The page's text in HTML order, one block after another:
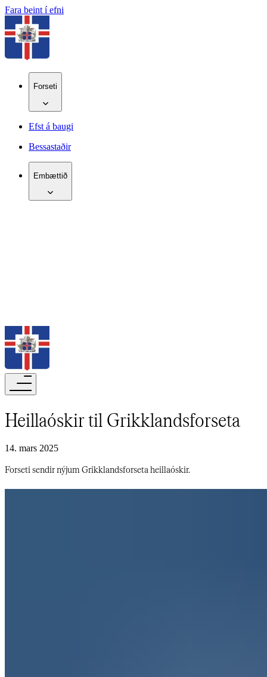
Fara beint í efni
Forseti
Efst á baugi
Bessastaðir
Embættið
Heillaóskir til Grikklandsforseta​​​​‌ ‍ ​‍​‍‌‍ ‌ ​‍‌‍‍‌‌‍‌ ‌‍‍‌‌‍ ‍​‍​‍​ ‍‍​‍​‍‌ ​ ‌‍​‌‌‍ ‍‌‍‍‌‌ ‌​‌ ‍‌​‍ ‍‌‍‍‌‌‍ ​‍​‍​‍ ​​‍​‍‌‍‍​‌ ​‍‌‍‌‌‌‍‌‍​‍​‍​ ‍‍​‍​‍‌‍‍​‌ ‌​‌ ‌​‌ ​​‌ ​ ​‍ ​‍ ‌‍‌‍‌‍ ‌ ​‍‌ ​ ‌‍‌‌‌ ‌​‌‍‍‌​‍ ‌‌‍‍‌‌ ​ ‌‍ ​‌‍​‌‌‍ ‍‌‍‌​‌ ​ ​‍ ‍‌ ‌‍‌‍‌‌‌ ​‍‌‍​ ‌‍‌‌‌‍ ​​‍ ‍‌‍​‌‌ ​​‌ ​​​‍ ‌ ​ ‌ ‌​‌ ‌‌‌‍‌​‌‍‍‌‌‍ ​‍ ‌‍‍‌‌‍ ‍‌ ‌​‌‍‌‌‌‍ ‍‌ ‌​​‍ ‌‍‌‌‌‍‌​‌‍‍‌‌ ‌​​‍ ‌‍ ‌‌‍ ‌‍‌​‌‍‌‌​ ‌‌ ​​‌ ​‍‌‍‌‌‌ ​ ‌‍‌‌‌‍ ‍‌ ‌​‌‍​‌‌ ‌​‌‍‍‌‌‍ ‌‍ ‍​ ‍ ‌‍‍‌‌‍‌​​ ‌‌ ‌​‌​ ​‌ ​‌‌​ ‌‌​ ​ ‌ ‌‍ ‌‍‍‌‌‍ ​‌‌‍‌‌ ‍‌‌ ‍‍‌‍‌​‌ ‍‌‌‌​ ‌ ‌ ​ ‌‌‌‍‍‌‌‌‍​‌‍ ‌​‍‍‌​ ​​ ‍ ‌ ‌​‌ ‍‌‌ ​​‌‍‌‌​ ‌‌‍ ‍‌‍‌‌‌ ‌ ‌ ​ ​ ‍ ‌ ​​‌‍​‌‌ ‌​‌‍‍​​ ‌‌ ‌​‌‍‍‌‌ ‌​‌‍ ​‌‍‌‌​ ‌‍​‍‌‍​‌‌ ​ ‌‍‌‌‌‌‌‌‌ ​‍‌‍ ​​ ‌‌‍‍​‌ ‌​‌ ‌​‌ ​​‌ ​ ​‍‌‌​ ​‍‌​‌‍​‍‌‌​ ​‍‌​‌‍‌‍‌‍‌‍ ‌ ​‍‌ ​ ‌‍‌‌‌ ‌​‌‍‍‌​‍ ‌‌‍‍‌‌ ​ ‌‍ ​‌‍​‌‌‍ ‍‌‍‌​‌ ​ ​‍ ‍‌ ‌‍‌‍‌‌‌ ​‍‌‍​ ‌‍‌‌‌‍ ​​‍ ‍‌‍​‌‌ ​​‌ ​​​‍‌‌​ ​‍‌​‌‍‌ ​ ‌ ‌​‌ ‌‌‌‍‌​‌‍‍‌‌‍ ​‍‌‍‌‍‍‌‌‍‌​​ ‌‌ ‌​‌​ ​‌ ​‌‌​ ‌‌​ ​ ‌ ‌‍ ‌‍‍‌‌‍ ​‌‌‍‌‌ ‍‌‌ ‍‍‌‍‌​‌ ‍‌‌‌​ ‌ ‌ ​ ‌‌‌‍‍‌‌‌‍​‌‍ ‌​‍‍‌​ ​​‍‌‍‌ ‌​‌ ‍‌‌ ​​‌‍‌‌​ ‌‌‍ ‍‌‍‌‌‌ ‌ ‌ ​ ​‍‌‍‌ ​​‌‍​‌‌ ‌​‌‍‍​​ ‌‌ ‌​‌‍‍‌‌ ‌​‌‍ ​‌‍‌‌​‍‌‍‌ ​​‌‍‌‌‌ ​‍‌ ​ ‌ ​​‌‍‌‌‌‍​ ‌ ‌​‌‍‍‌‌ ‌‍‌‍‌‌​ ‌‌ ​​‌ ‌‌‌‍​‍‌‍ ​‌‍‍‌‌ ​ ‌‍‍​‌‍‌‌‌‍‌​​‍​‍‌ ‌
14. mars 2025
Forseti sendir nýjum Grikklandsforseta heillaóskir.​​​​‌ ‍ ​‍​‍‌‍ ‌ ​‍‌‍‍‌‌‍‌ ‌‍‍‌‌‍ ‍​‍​‍​ ‍‍​‍​‍‌ ​ ‌‍​‌‌‍ ‍‌‍‍‌‌ ‌​‌ ‍‌​‍ ‍‌‍‍‌‌‍ ​‍​‍​‍ ​​‍​‍‌‍‍​‌ ​‍‌‍‌‌‌‍‌‍​‍​‍​ ‍‍​‍​‍‌‍‍​‌ ‌​‌ ‌​‌ ​​‌ ​ ​‍ ​‍ ‌‍‌‍‌‍ ‌ ​‍‌ ​ ‌‍‌‌‌ ‌​‌‍‍‌​‍ ‌‌‍‍‌‌ ​ ‌‍ ​‌‍​‌‌‍ ‍‌‍‌​‌ ​ ​‍ ‍‌ ‌‍‌‍‌‌‌ ​‍‌‍​ ‌‍‌‌‌‍ ​​‍ ‍‌‍​‌‌ ​​‌ ​​​‍ ‌ ​ ‌ ‌​‌ ‌‌‌‍‌​‌‍‍‌‌‍ ​‍ ‌‍‍‌‌‍ ‍‌ ‌​‌‍‌‌‌‍ ‍‌ ‌​​‍ ‌‍‌‌‌‍‌​‌‍‍‌‌ ‌​​‍ ‌‍ ‌‌‍ ‌‍‌​‌‍‌‌​ ‌‌ ​​‌ ​‍‌‍‌‌‌ ​ ‌‍‌‌‌‍ ‍‌ ‌​‌‍​‌‌ ‌​‌‍‍‌‌‍ ‌‍ ‍​ ‍ ‌‍‍‌‌‍‌​​ ‌‌ ‌​‌​ ​‌ ​‌‌​ ‌‌​ ​ ‌ ‌‍ ‌‍‍‌‌‍ ​‌‌‍‌‌ ‍‌‌ ‍‍‌‍‌​‌ ‍‌‌‌​ ‌ ‌ ​ ‌‌‌‍‍‌‌‌‍​‌‍ ‌​‍‍‌​ ​​ ‍ ‌ ‌​‌ ‍‌‌ ​​‌‍‌‌​ ‌‌‍ ‍‌‍‌‌‌ ‌ ‌ ​ ​ ‍ ‌ ​​‌‍​‌‌ ‌​‌‍‍​​ ‌‌‍‌​‌‍‌‌‌ ​ ‌‍​ ‌ ​‍‌‍‍‌‌ ​​‌ ‌​‌‍‍‌‌‍ ‌‍ ‍​ ‌‍​‍‌‍​‌‌ ​ ‌‍‌‌‌‌‌‌‌ ​‍‌‍ ​​ ‌‌‍‍​‌ ‌​‌ ‌​‌ ​​‌ ​ ​‍‌‌​ ​‍‌​‌‍​‍‌‌​ ​‍‌​‌‍‌‍‌‍‌‍ ‌ ​‍‌ ​ ‌‍‌‌‌ ‌​‌‍‍‌​‍ ‌‌‍‍‌‌ ​ ‌‍ ​‌‍​‌‌‍ ‍‌‍‌​‌ ​ ​‍ ‍‌ ‌‍‌‍‌‌‌ ​‍‌‍​ ‌‍‌‌‌‍ ​​‍ ‍‌‍​‌‌ ​​‌ ​​​‍‌‌​ ​‍‌​‌‍‌ ​ ‌ ‌​‌ ‌‌‌‍‌​‌‍‍‌‌‍ ​‍‌‍‌‍‍‌‌‍‌​​ ‌‌ ‌​‌​ ​‌ ​‌‌​ ‌‌​ ​ ‌ ‌‍ ‌‍‍‌‌‍ ​‌‌‍‌‌ ‍‌‌ ‍‍‌‍‌​‌ ‍‌‌‌​ ‌ ‌ ​ ‌‌‌‍‍‌‌‌‍​‌‍ ‌​‍‍‌​ ​​‍‌‍‌ ‌​‌ ‍‌‌ ​​‌‍‌‌​ ‌‌‍ ‍‌‍‌‌‌ ‌ ‌ ​ ​‍‌‍‌ ​​‌‍​‌‌ ‌​‌‍‍​​ ‌‌‍‌​‌‍‌‌‌ ​ ‌‍​ ‌ ​‍‌‍‍‌‌ ​​‌ ‌​‌‍‍‌‌‍ ‌‍ ‍​‍‌‍‌ ​​‌‍‌‌‌ ​‍‌ ​ ‌ ​​‌‍‌‌‌‍​ ‌ ‌​‌‍‍‌‌ ‌‍‌‍‌‌​ ‌‌ ​​‌ ‌‌‌‍​‍‌‍ ​‌‍‍‌‌ ​ ‌‍‍​‌‍‌‌‌‍‌​​‍​‍‌ ‌